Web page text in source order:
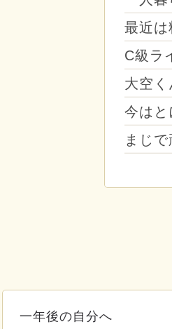
最近は
C級ラ
大空
今はと
まじ
一年後の自分へ